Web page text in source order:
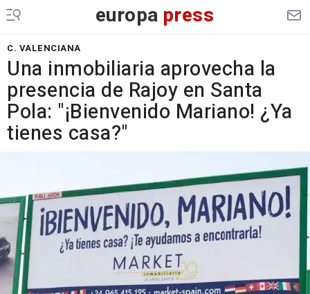
europa press
C. VALENCIANA
Una inmobiliaria aprovecha la
presencia de Rajoy en Santa
Pola: "¡Bienvenido Mariano! ¿Ya
tienes casa?"